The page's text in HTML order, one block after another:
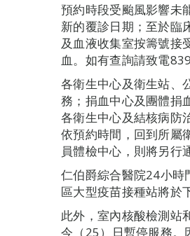
預約時段受颱風影響未
新的覆診日期；至於臨
及血液收集室按籌號接
血。如有查詢請致電
各衛生中心及衛生站、
務；捐血中心及團體捐
各衛生中心及結核病防
依預約時間，回到所屬
員體檢中心，則將另行
仁伯爵綜合醫院24小時
區大型疫苗接種站將於
此外，室內核酸檢測站
今（25）日暫停服務。